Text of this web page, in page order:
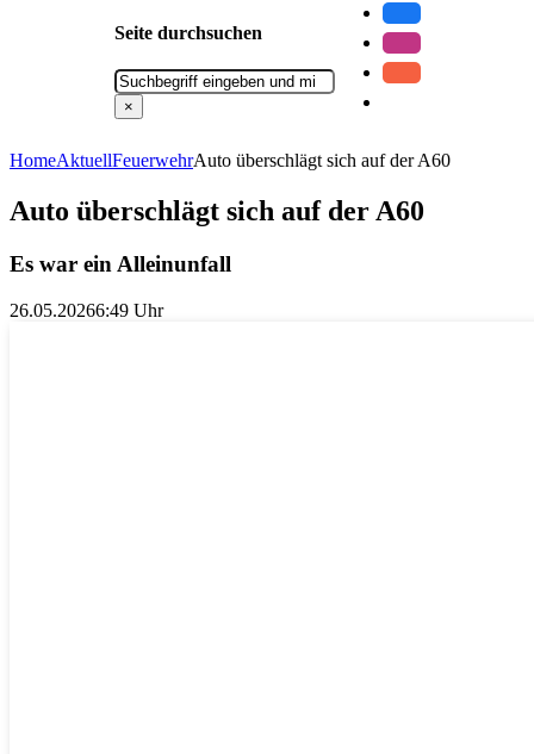
Seite durchsuchen
Suchen
×
HomeAktuellFeuerwehrAuto überschlägt sich auf der A60
Auto überschlägt sich auf der A60
Es war ein Alleinunfall
26.05.20266:49 Uhr